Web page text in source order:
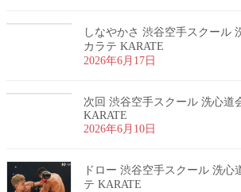
しなやかさ 渋谷空手スクール
カラテ KARATE
2026年6月17日
次回 渋谷空手スクール 洗心道
KARATE
2026年6月10日
ドロー 渋谷空手スクール 洗心
テ KARATE